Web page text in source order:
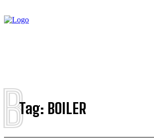
Tag: BOILER
B